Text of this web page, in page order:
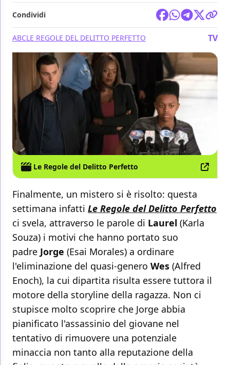
Condividi
ABCLE REGOLE DEL DELITTO PERFETTO TV
Le Regole del Delitto Perfetto
Finalmente, un mistero si è risolto: questa
settimana infatti Le Regole del Delitto Perfetto
ci svela, attraverso le parole di Laurel (Karla
Souza) i motivi che hanno portato suo
padre Jorge (Esai Morales) a ordinare
l'eliminazione del quasi-genero Wes (Alfred
Enoch), la cui dipartita risulta essere tuttora il
motore della storyline della ragazza. Non ci
stupisce molto scoprire che Jorge abbia
pianificato l'assassinio del giovane nel
tentativo di rimuovere una potenziale
minaccia non tanto alla reputazione della